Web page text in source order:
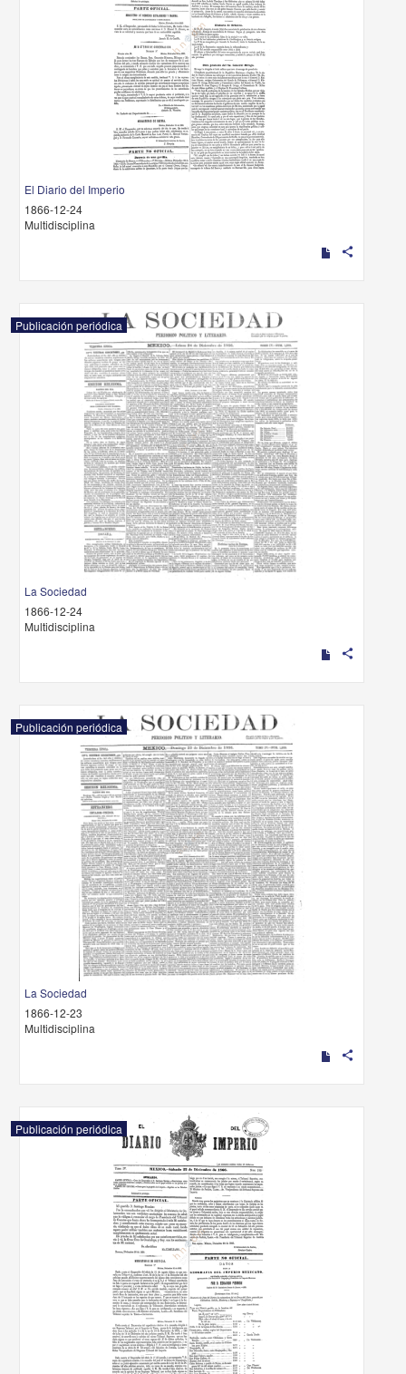
El Diario del Imperio
1866-12-24
Multidisciplina
share
Publicación periódica
La Sociedad
1866-12-24
Multidisciplina
share
Publicación periódica
La Sociedad
1866-12-23
Multidisciplina
share
Publicación periódica